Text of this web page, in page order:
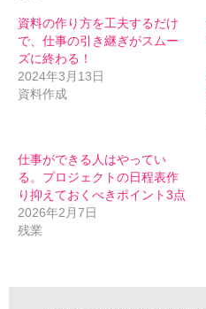
資料の作り方を工夫するだけ
で、仕事の引き継ぎがスムー
ズに終わる！
2024年3月13日
資料作成
仕事ができる人はやってい
る。プロジェクトの日程表作
り抑えておくべきポイント3点
2026年2月7日
残業